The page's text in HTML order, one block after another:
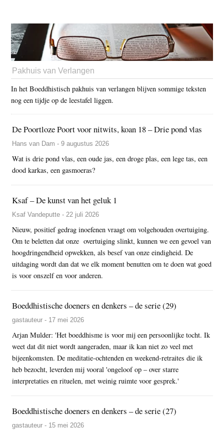
Pakhuis van Verlangen
In het Boeddhistisch pakhuis van verlangen blijven sommige teksten
nog een tijdje op de leestafel liggen.
De Poortloze Poort voor nitwits, koan 18 – Drie pond vlas
Hans van Dam - 9 augustus 2026
Wat is drie pond vlas, een oude jas, een droge plas, een lege tas, een
dood karkas, een gasmoeras?
Ksaf – De kunst van het geluk 1
Ksaf Vandeputte - 22 juli 2026
Nieuw, positief gedrag inoefenen vraagt om volgehouden overtuiging.
Om te beletten dat onze overtuiging slinkt, kunnen we een gevoel van
hoogdringendheid opwekken, als besef van onze eindigheid. De
uitdaging wordt dan dat we elk moment benutten om te doen wat goed
is voor onszelf en voor anderen.
Boeddhistische doeners en denkers – de serie (29)
gastauteur - 17 mei 2026
Arjan Mulder: 'Het boeddhisme is voor mij een persoonlijke tocht. Ik
weet dat dit niet wordt aangeraden, maar ik kan niet zo veel met
bijeenkomsten. De meditatie-ochtenden en weekend-retraites die ik
heb bezocht, leverden mij vooral 'ongeloof op – over starre
interpretaties en rituelen, met weinig ruimte voor gesprek.'
Boeddhistische doeners en denkers – de serie (27)
gastauteur - 15 mei 2026